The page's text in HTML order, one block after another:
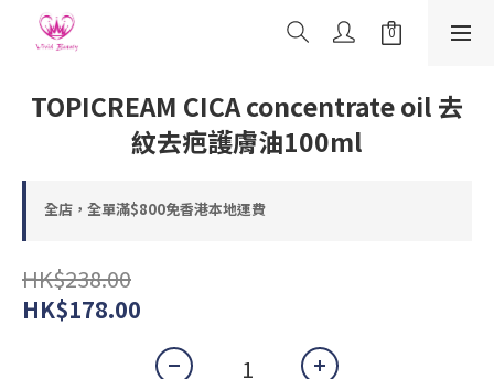
TOPICREAM CICA concentrate oil 去
紋去疤護膚油100ml
全店，全單滿$800免香港本地運費
HK$238.00
HK$178.00